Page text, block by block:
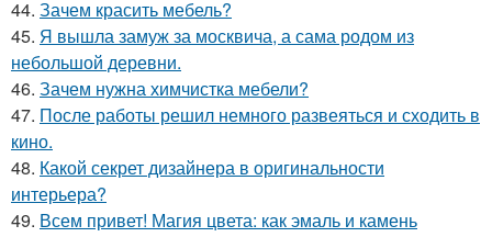
44. Зачем красить мебель?
45. Я вышла замуж за москвича, а сама родом из
небольшой деревни.
46. Зачем нужна химчистка мебели?
47. После работы решил немного развеяться и сходить в
кино.
48. Какой секрет дизайнера в оригинальности
интерьера?
49. Всем привет! Магия цвета: как эмаль и камень